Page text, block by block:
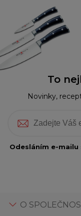
To
Novinky,
Odesláním e-
O